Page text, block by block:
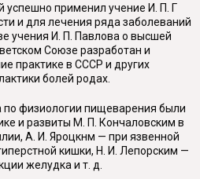
успешно применил учение И. П. Г
и для лечения ряда заболеваний
учения И. П. Павлова о высшей
Союзе разработан и
практике в СССР и других
болей родах.
по физиологии пищеварения были
и развиты М. П. Кончаловским в
А. И. Яроцкнм — при язвенной
кишки, Н. И. Лепорским —
желудка и т. д.